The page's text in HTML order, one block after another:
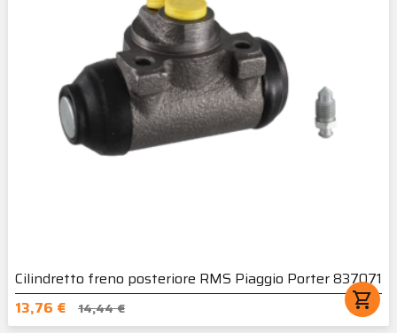
Cilindretto freno posteriore RMS Piaggio Porter 837071
13,76 €
14,44 € shopping_cart